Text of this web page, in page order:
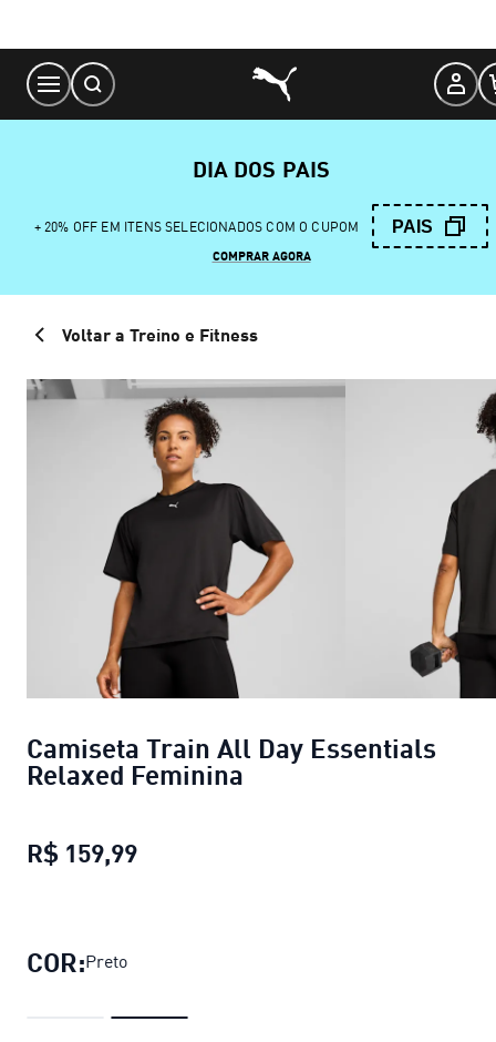
Content
DIA DOS PAIS
+ 20% OFF EM ITENS SELECIONADOS COM O CUPOM PAIS
COMPRAR AGORA
Voltar a Treino e Fitness
Camiseta Train All Day Essentials
Relaxed Feminina
R$ 159,99
COR:Preto